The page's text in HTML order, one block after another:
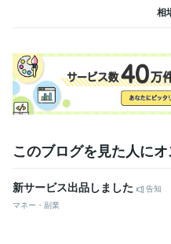
資産運用・副業の相談 知識、技
コンサル マネー
資産運用・副業の相談 外国為替
相
このブログを見た人に
新サービス出品しました
告知
マネー・副業